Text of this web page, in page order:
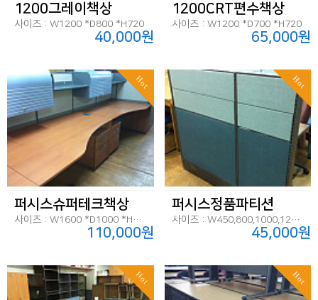
1200그레이책상
사이즈 : W1200 *D800 *H720
40,000원
1200CRT편수책상
사이즈 : W1200 *D700 *H720
65,000원
Hot
퍼시스슈퍼테크책상
사이즈 : W1600 *D1000 *H720
110,000원
Hot
퍼시스정품파티션
사이즈 : W450,800,1000,1200*H1170
45,000원
Hot Hot